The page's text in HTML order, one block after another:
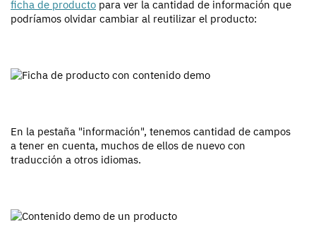
ficha de producto para ver la cantidad de información que
podríamos olvidar cambiar al reutilizar el producto:
En la pestaña "información", tenemos cantidad de campos
a tener en cuenta, muchos de ellos de nuevo con
traducción a otros idiomas.